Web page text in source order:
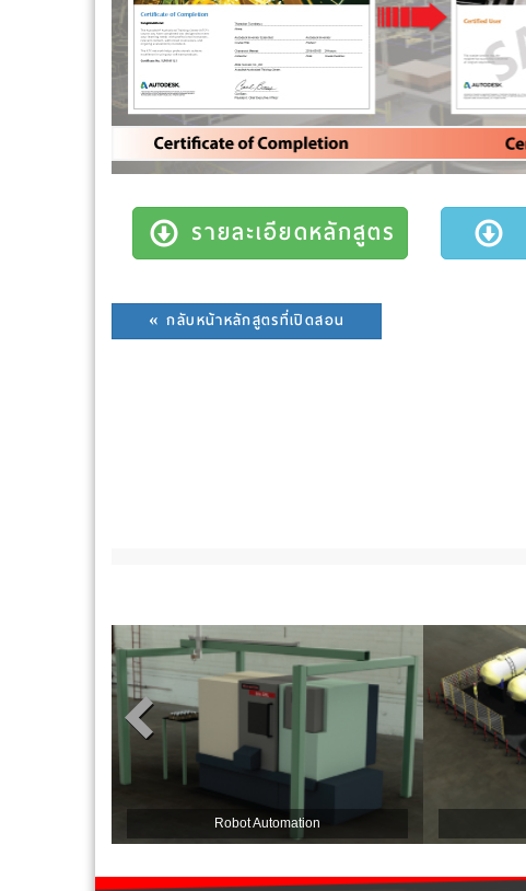
รายละเอียดหลักสูตร
« กลับหน้าหลักสูตรที่เปิดสอน
Robot Automation